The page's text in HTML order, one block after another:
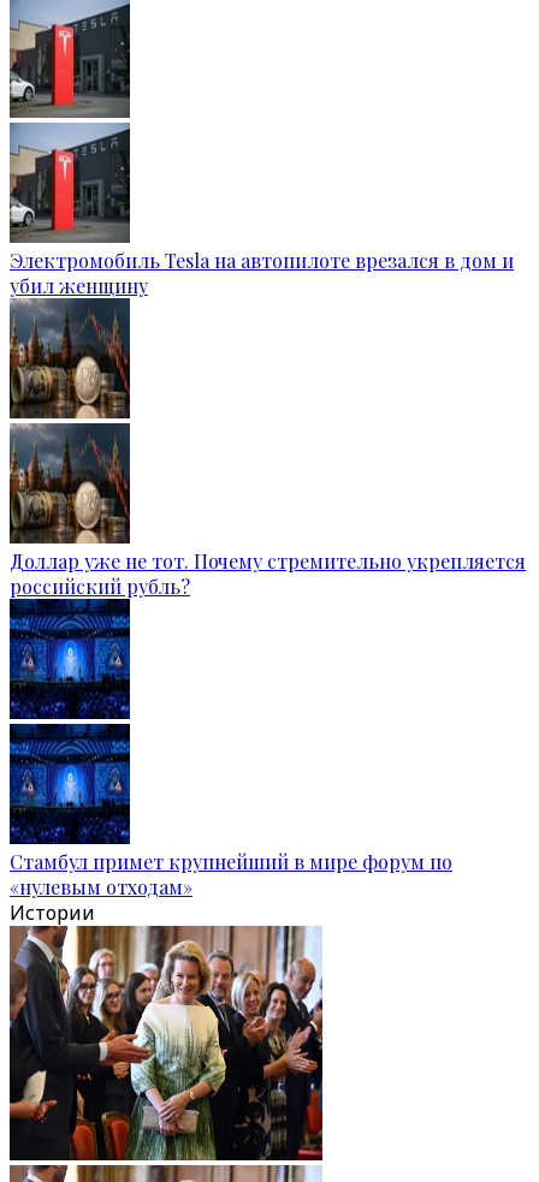
Электромобиль Tesla на автопилоте врезался в дом и
убил женщину
Доллар уже не тот. Почему стремительно укрепляется
российский рубль?
Стамбул примет крупнейший в мире форум по
«нулевым отходам»
Истории